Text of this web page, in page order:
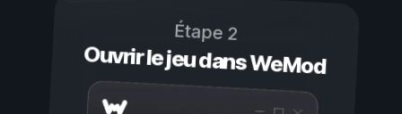
Étape 2
Ouvrir le jeu dans WeMod